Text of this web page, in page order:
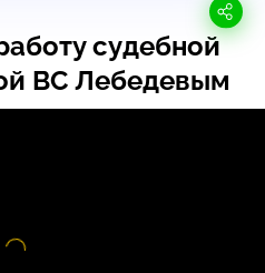
судебной
ВС Лебедевым
Видео
системы с